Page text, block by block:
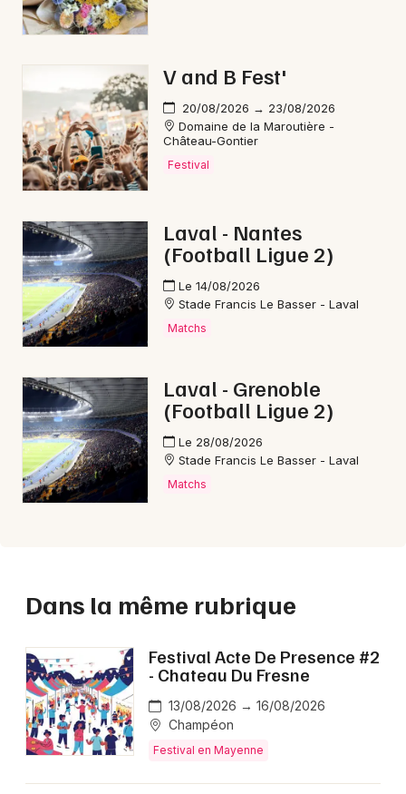
V and B Fest'
20/08/2026 → 23/08/2026
Domaine de la Maroutière -
Château-Gontier
Festival
Laval - Nantes
(Football Ligue 2)
Le 14/08/2026
Stade Francis Le Basser - Laval
Matchs
Laval - Grenoble
(Football Ligue 2)
Le 28/08/2026
Stade Francis Le Basser - Laval
Matchs
Dans la même rubrique
Festival Acte De Presence #2
- Chateau Du Fresne
13/08/2026 → 16/08/2026
Champéon
Festival en Mayenne